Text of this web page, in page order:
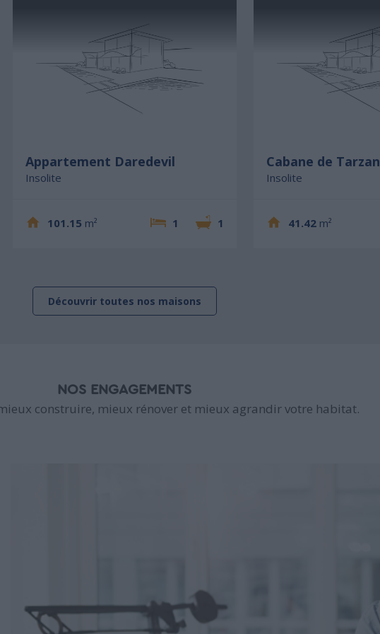
Appartement Daredevil
Insolite
101.15 m² 1 1
Cabane de Tarzan
Insolite
41.42 m²
Découvrir toutes nos maisons
NOS ENGAGEMENTS
construire, mieux rénover et mieux agrandir votre habitat.